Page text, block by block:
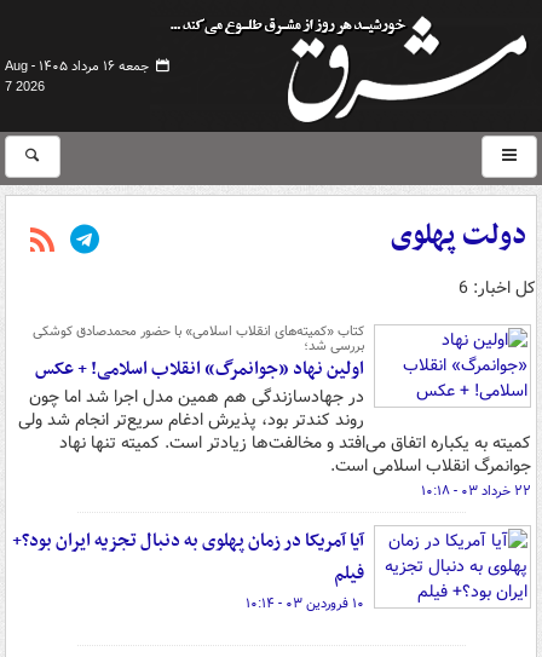
جمعه ۱۶ مرداد ۱۴۰۵ -
Aug
7 2026
دولت پهلوی
کل اخبار: 6
کتاب «کمیته‌های انقلاب اسلامی» با حضور محمدصادق کوشکی
بررسی شد؛
اولین نهاد «جوانمرگ» انقلاب اسلامی! +‌ عکس
در جهادسازندگی هم همین مدل اجرا شد اما چون
روند کندتر بود، پذیرش ادغام سریع‌تر انجام شد ولی
کمیته به یکباره اتفاق می‌افتد و مخالفت‌ها زیادتر است. کمیته تنها نهاد
جوانمرگ انقلاب اسلامی است.
۲۲ خرداد ۰۳ - ۱۰:۱۸
آیا آمریکا در زمان پهلوی به دنبال تجزیه ایران بود؟+
فیلم
۱۰ فروردین ۰۳ - ۱۰:۱۴